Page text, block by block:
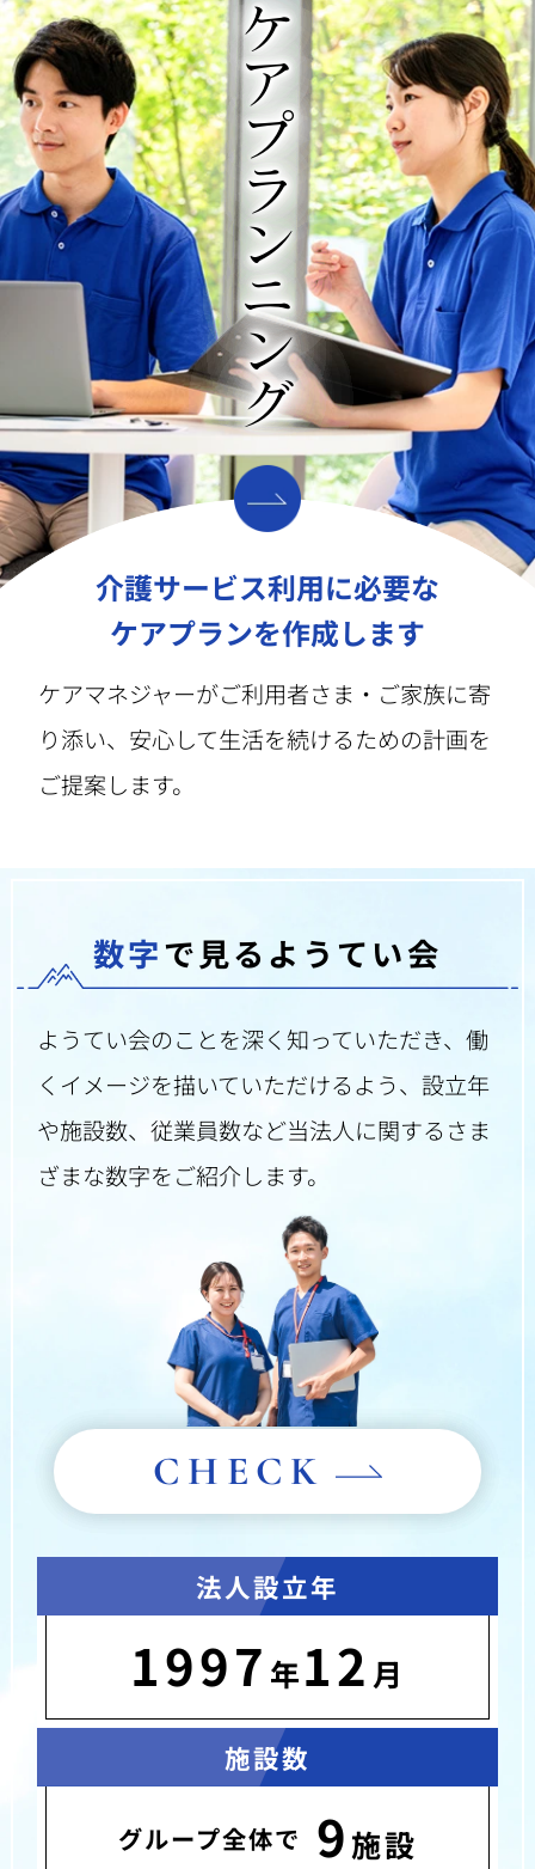
ケアプランニング
介護サービス利用に必要な
ケアプランを作成します
ケアマネジャーがご利用者さま・ご家族に寄
り添い、安心して生活を続けるための計画を
ご提案します。
数字で見るようてい会
ようてい会のことを深く知っていただき、働
くイメージを描いていただけるよう、設立年
や施設数、従業員数など当法人に関する さま
ざまな数字をご紹介します。
CHECK
法人設立年
1997 年12 月
施設数
グループ全体で 9施設